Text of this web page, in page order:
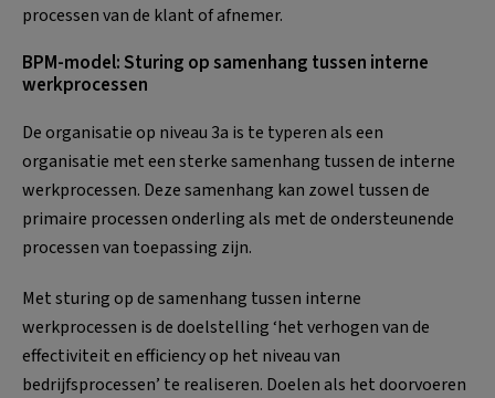
processen van de klant of afnemer.
BPM-model: Sturing op samenhang tussen interne
werkprocessen
De organisatie op niveau 3a is te typeren als een
organisatie met een sterke samenhang tussen de interne
werkprocessen. Deze samenhang kan zowel tussen de
primaire processen onderling als met de ondersteunende
processen van toepassing zijn.
Met sturing op de samenhang tussen interne
werkprocessen is de doelstelling ‘het verhogen van de
effectiviteit en efficiency op het niveau van
bedrijfsprocessen’ te realiseren. Doelen als het doorvoeren